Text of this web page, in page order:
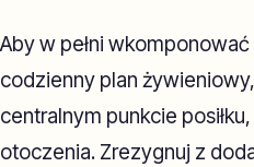
Aby w pełni
codzienny plan
centralnym punkcie
otoczenia. Zrezygnuj z